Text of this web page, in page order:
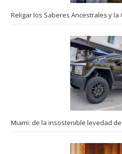
Religar los Saberes Ancestrales y la
Miami: de la insostenible levedad